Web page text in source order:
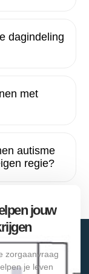
dagindeling
met
autisme
regie?
jouw
zorgaanvraag
je leven